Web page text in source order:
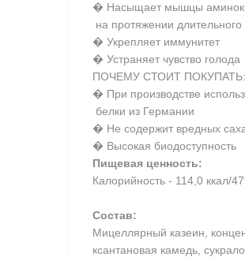
� Насыщает мышцы
на протяжении
� Укрепляет иммунитет
� Устраняет чувство голода
ПОЧЕМУ СТОИТ ПОКУПАТЬ:
� При производстве
белки из Германии
� Не содержит вредных
� Высокая биодоступность
Пищевая ценность:
Калорийность - 114,0 ккал/
Состав:
Мицеллярный казеин,
ксантановая камедь,